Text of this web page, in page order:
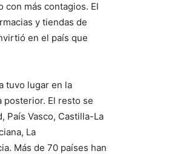
con más contagios. El
y tiendas de
en el país que
tuvo lugar en la
posterior. El resto se
País Vasco, Castilla-La
La
Más de 70 países han